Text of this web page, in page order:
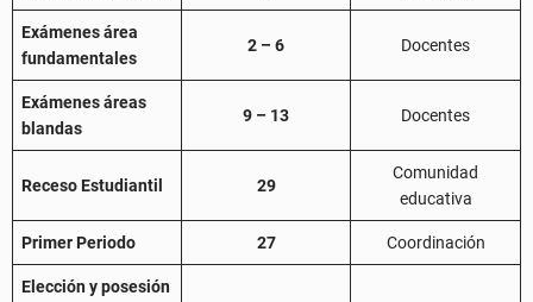
Exámenes área
fundamentales
2 – 6 Docentes
Exámenes áreas
blandas
9 – 13 Docentes
Receso Estudiantil 29
Comunidad
educativa
Primer Periodo 27 Coordinación
Elección y posesión